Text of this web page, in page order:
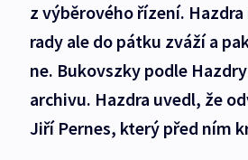
z výběrového řízení.
rady ale do pátku zváží a
ne. Bukovszky podle
archivu. Hazdra uvedl, že
Jiří Pernes, který před ním